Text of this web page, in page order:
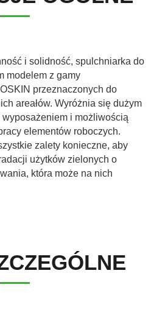
한국의
日本語
Türk
i solidność, spulchniarka do
modelem z gamy
przeznaczonych do
areałów. Wyróżnia się dużym
wyposażeniem i możliwością
elementów roboczych.
zalety konieczne, aby
użytków zielonych o
która może na nich